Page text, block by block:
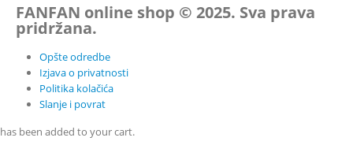
FANFAN online shop © 2025. Sva prava
pridržana.
Opšte odredbe
Izjava o privatnosti
Politika kolačića
Slanje i povrat
has been added to your cart.